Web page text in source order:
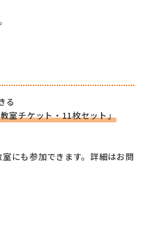
る
室チケット・11枚セット」
にも参加できます。詳細はお問